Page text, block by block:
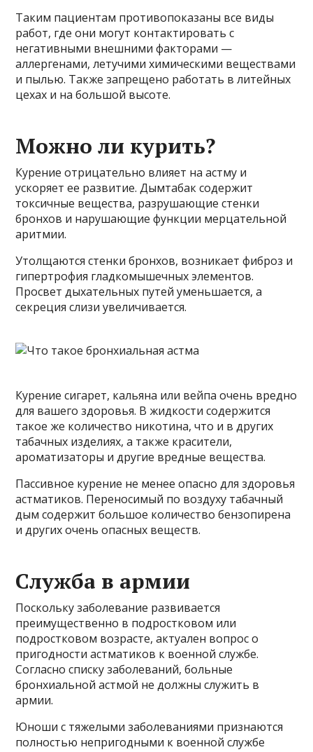
Таким пациентам противопоказаны все виды
работ, где они могут контактировать с
негативными внешними факторами —
аллергенами, летучими химическими веществами
и пылью. Также запрещено работать в литейных
цехах и на большой высоте.
Можно ли курить?
Курение отрицательно влияет на астму и
ускоряет ее развитие. Дымтабак содержит
токсичные вещества, разрушающие стенки
бронхов и нарушающие функции мерцательной
аритмии.
Утолщаются стенки бронхов, возникает фиброз и
гипертрофия гладкомышечных элементов.
Просвет дыхательных путей уменьшается, а
секреция слизи увеличивается.
Курение сигарет, кальяна или вейпа очень вредно
для вашего здоровья. В жидкости содержится
такое же количество никотина, что и в других
табачных изделиях, а также красители,
ароматизаторы и другие вредные вещества.
Пассивное курение не менее опасно для здоровья
астматиков. Переносимый по воздуху табачный
дым содержит большое количество бензопирена
и других очень опасных веществ.
Служба в армии
Поскольку заболевание развивается
преимущественно в подростковом или
подростковом возрасте, актуален вопрос о
пригодности астматиков к военной службе.
Согласно списку заболеваний, больные
бронхиальной астмой не должны служить в
армии.
Юноши с тяжелыми заболеваниями признаются
полностью непригодными к военной службе